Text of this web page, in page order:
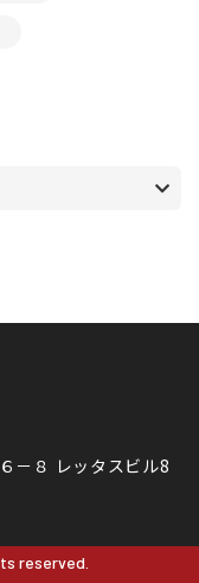
－８ レッタスビル8
reserved.